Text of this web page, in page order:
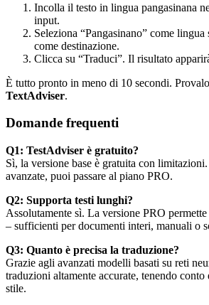
Incolla il testo in lingua pangasinana
input.
Seleziona “Pangasinano” come lingua
come destinazione.
Clicca su “Traduci”. Il risultato
È tutto pronto in meno di 10 secondi.
TextAdviser.
Domande frequenti
Q1: TestAdviser è gratuito?
Sì, la versione base è gratuita con
avanzate, puoi passare al piano PRO.
Q2: Supporta testi lunghi?
Assolutamente sì. La versione PRO
– sufficienti per documenti interi, manuali o
Q3: Quanto è precisa la traduzione?
Grazie agli avanzati modelli basati su reti
traduzioni altamente accurate, tenendo conto
stile.